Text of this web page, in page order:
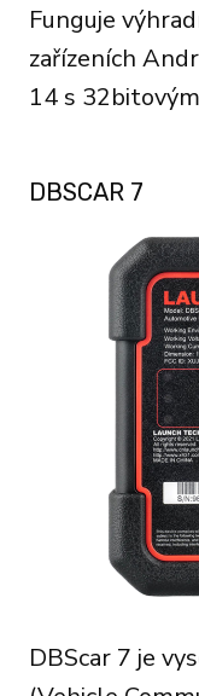
Funguje
zařízeních
14 s
DBSCAR 7
DBScar 7 je